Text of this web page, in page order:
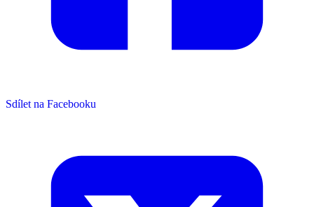
Sdílet na Facebooku